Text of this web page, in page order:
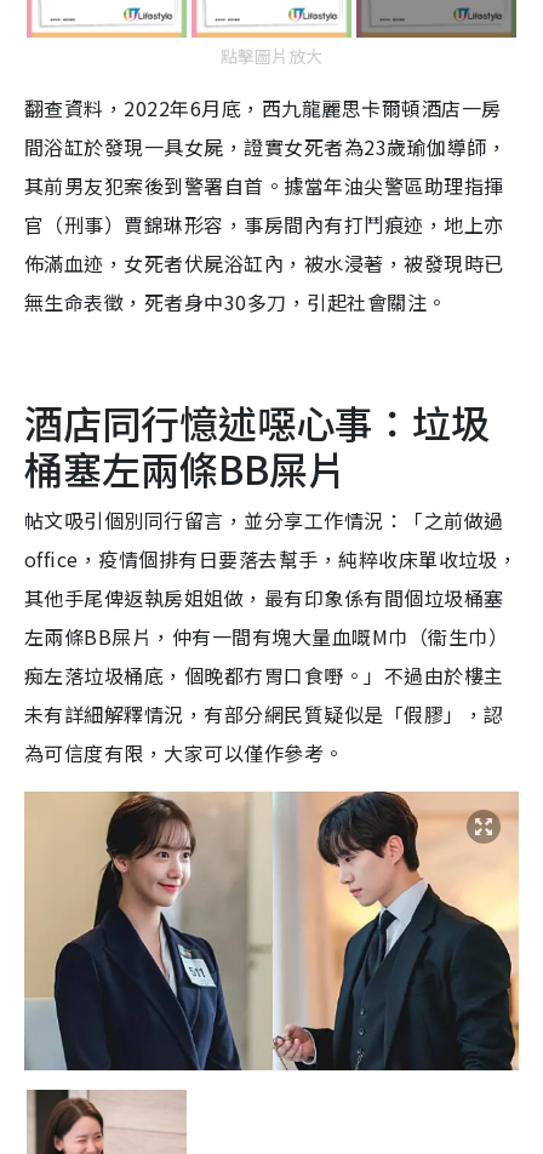
點擊圖片放大
翻查資料，2022年6月底，西九龍麗思卡爾頓酒店一房
間浴缸於發現一具女屍，證實女死者為23歲瑜伽導師，
其前男友犯案後到警署自首。據當年油尖警區助理指揮
官（刑事）賈錦琳形容，事房間內有打鬥痕迹，地上亦
佈滿血迹，女死者伏屍浴缸內，被水浸著，被發現時已
無生命表徵，死者身中30多刀，引起社會關注。
酒店同行憶述噁心事：垃圾
桶塞左兩條BB屎片
帖文吸引個別同行留言，並分享工作情況：「之前做過
office，疫情個排有日要落去幫手，純粹收床單收垃圾，
其他手尾俾返執房姐姐做，最有印象係有間個垃圾桶塞
左兩條BB屎片，仲有一間有塊大量血嘅M巾（衞生巾）
痴左落垃圾桶底，個晚都冇胃口食嘢。」不過由於樓主
未有詳細解釋情況，有部分網民質疑似是「假膠」，認
為可信度有限，大家可以僅作參考。